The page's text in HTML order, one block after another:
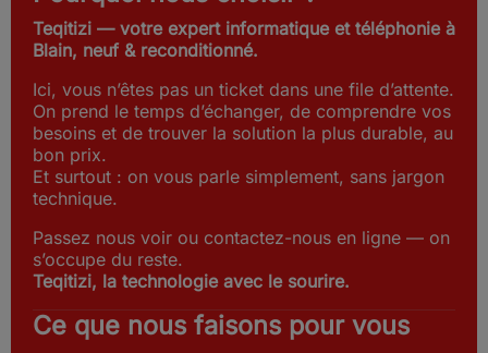
Teqitizi — votre expert informatique et téléphonie à
Blain, neuf & reconditionné.
Ici, vous n’êtes pas un ticket dans une file d’attente.
On prend le temps d’échanger, de comprendre vos
besoins et de trouver la solution la plus durable, au
bon prix.
Et surtout : on vous parle simplement, sans jargon
technique.
Passez nous voir ou contactez-nous en ligne — on
s’occupe du reste.
Teqitizi, la technologie avec le sourire.
Ce que nous faisons pour vous